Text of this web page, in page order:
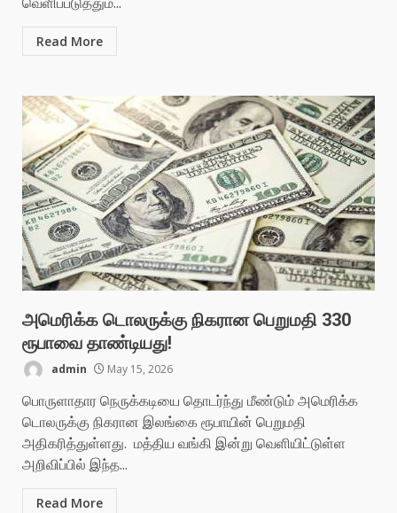
Read More
அமெரிக்க டொலருக்கு நிகரான பெறுமதி 330
ரூபாவை தாண்டியது!
admin May 15, 2026
பொருளாதார நெருக்கடியை தொடர்ந்து மீண்டும் அமெரிக்க
டொலருக்கு நிகரான இலங்கை ரூபாயின் பெறுமதி
அதிகரித்துள்ளது. மத்திய வங்கி இன்று வெளியிட்டுள்ள
அறிவிப்பில் இந்த...
Read More